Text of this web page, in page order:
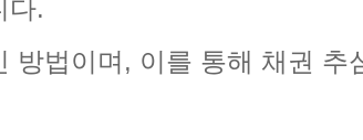
다.
방법이며, 이를 통해 채권